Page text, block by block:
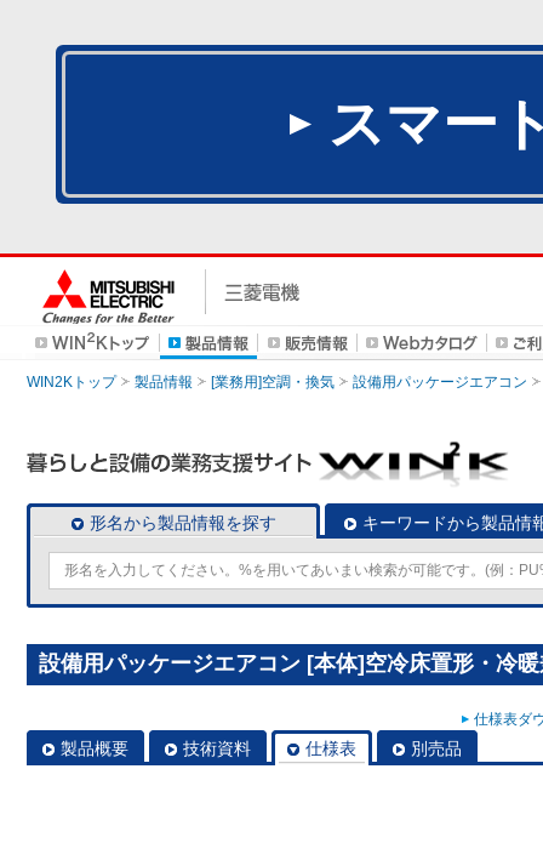
スマー
WIN2Kトップ 製品情報 [業務用]空調・換気 設備用パッケージエアコン
形名から製品情報を探す キーワードから製品情
設備用パッケージエアコン [本体]空冷床置形・冷
仕様表ダ
製品概要 技術資料 仕様表 別売品